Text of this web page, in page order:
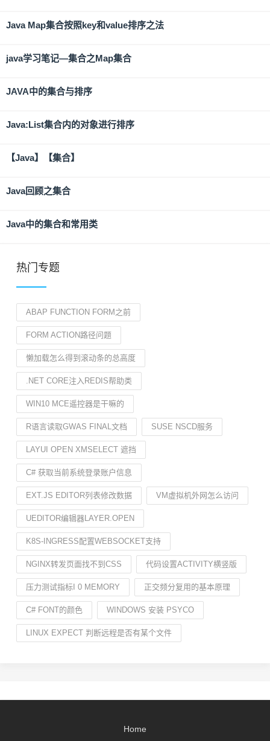
Java Map集合按照key和value排序之法
java学习笔记—集合之Map集合
JAVA中的集合与排序
Java:List集合内的对象进行排序
【Java】【集合】
Java回顾之集合
Java中的集合和常用类
热门专题
ABAP FUNCTION FORM之前
FORM ACTION路径问题
懒加载怎么得到滚动条的总高度
.NET CORE注入REDIS帮助类
WIN10 MCE遥控器是干嘛的
R语言读取GWAS FINAL文档 SUSE NSCD服务
LAYUI OPEN XMSELECT 遮挡
C# 获取当前系统登录账户信息
EXT.JS EDITOR列表修改数据 VM虚拟机外网怎么访问
UEDITOR编辑器LAYER.OPEN
K8S-INGRESS配置WEBSOCKET支持
NGINX转发页面找不到CSS 代码设置ACTIVITY横竖版
压力测试指标I 0 MEMORY 正交频分复用的基本原理
C# FONT的颜色 WINDOWS 安装 PSYCO
LINUX EXPECT 判断远程是否有某个文件
Home